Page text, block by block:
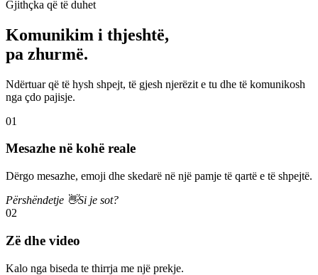
Gjithçka që të duhet
Komunikim i thjeshtë,
pa zhurmë.
Ndërtuar që të hysh shpejt, të gjesh njerëzit e tu dhe të komunikosh
nga çdo pajisje.
01
Mesazhe në kohë reale
Dërgo mesazhe, emoji dhe skedarë në një pamje të qartë e të shpejtë.
Përshëndetje 👋Si je sot?
02
Zë dhe video
Kalo nga biseda te thirrja me një prekje.